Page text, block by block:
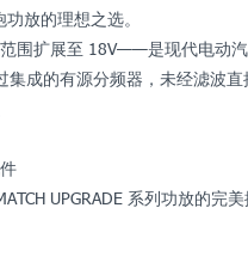
放的理想之选。
围扩展至 18V——是现代电动
成的有源分频器，未经滤波
UPGRADE 系列功放的完